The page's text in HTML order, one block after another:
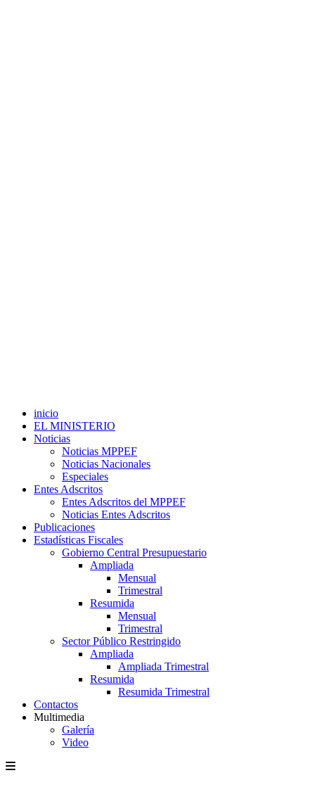
inicio
EL MINISTERIO
Noticias
Noticias MPPEF
Noticias Nacionales
Especiales
Entes Adscritos
Entes Adscritos del MPPEF
Noticias Entes Adscritos
Publicaciones
Estadísticas Fiscales
Gobierno Central Presupuestario
Ampliada
Mensual
Trimestral
Resumida
Mensual
Trimestral
Sector Público Restringido
Ampliada
Ampliada Trimestral
Resumida
Resumida Trimestral
Contactos
Multimedia
Galería
Video